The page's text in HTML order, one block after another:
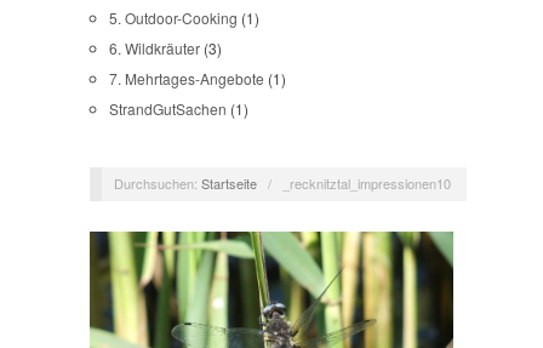
5. Outdoor-Cooking (1)
6. Wildkräuter (3)
7. Mehrtages-Angebote (1)
StrandGutSachen (1)
Durchsuchen: Startseite / _recknitztal_impressionen10